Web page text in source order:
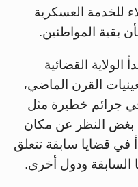
للخدمة العسكرية
بقية المواطنين.
القضائية
القرن الماضي،
جرائم خطيرة مثل
بغض النظر عن مكان
في قضايا سابقة تتعلق
السابقة ودول أخرى.